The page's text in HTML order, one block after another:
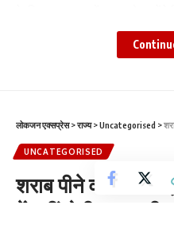
लोकजन एक्सप्रेस>राज्य>Uncategorised >
UNCATEGORISED
शराब पीने वालों के
में नहीं होगी शराब की